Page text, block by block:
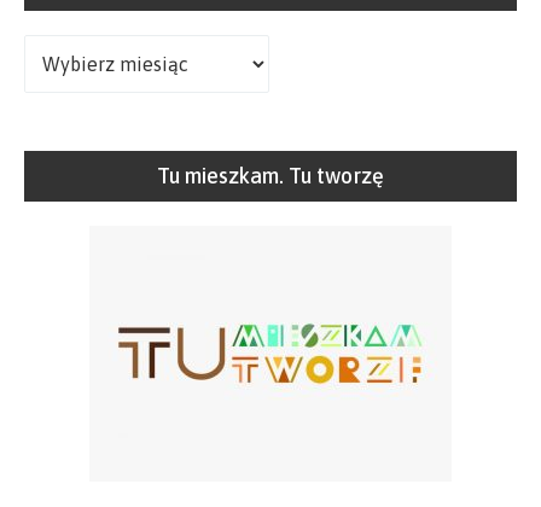
Tu mieszkam. Tu tworzę